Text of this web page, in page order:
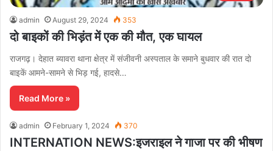
admin August 29, 2024 353
दो बाइकों की भिड़ंत में एक की मौत, एक घायल
राजगढ़। देहात ब्यावरा थाना क्षेत्र में संजीवनी अस्पताल के समाने बुधवार की रात दो
बाइकें आमने-सामने से भिड़ गई, हादसे…
Read More »
admin February 1, 2024 370
INTERNATION NEWS:इजराइल ने गाजा पर की भीषण